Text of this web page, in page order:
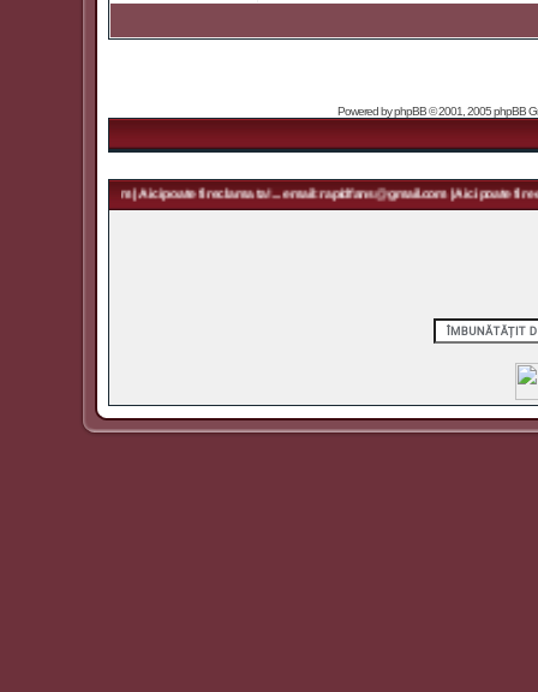
Powered byphpBB© 2001, 2005 phpBB
| Aici poate fi reclama ta! ... email: rapidfans@gmail.com | Aici poate fi